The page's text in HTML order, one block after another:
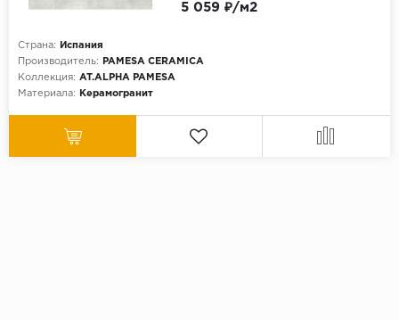
Страна:
Испания
Производитель:
PAMESA CERAMICA
Коллекция: AT.ALPHA PAMESA
Материала:
Керамогранит
5 059 ₽/м2